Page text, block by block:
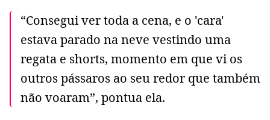
“Consegui ver toda a cena, e o 'cara'
estava parado na neve vestindo uma
regata e shorts, momento em que vi os
outros pássaros ao seu redor que também
não voaram”, pontua ela.